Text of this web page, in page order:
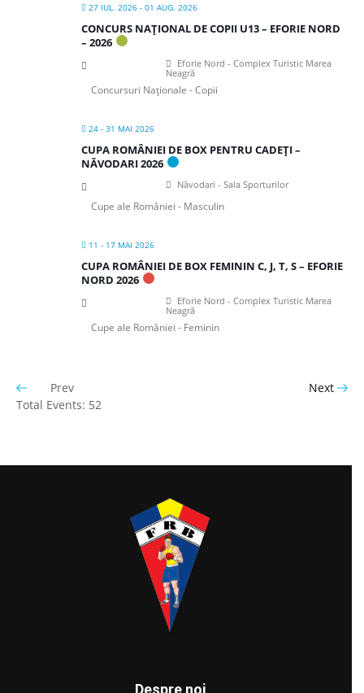
27 IUL. 2026 - 01 AUG. 2026
CONCURS NAȚIONAL DE COPII U13 – EFORIE NORD
– 2026
Eforie Nord - Complex Turistic Marea
Neagră
Concursuri Naționale - Copii
24 - 31 MAI 2026
CUPA ROMÂNIEI DE BOX PENTRU CADEȚI –
NĂVODARI 2026
Năvodari - Sala Sporturilor
Cupe ale României - Masculin
11 - 17 MAI 2026
CUPA ROMÂNIEI DE BOX FEMININ C, J, T, S – EFORIE
NORD 2026
Eforie Nord - Complex Turistic Marea
Neagră
Cupe ale României - Feminin
Prev
Next
Total Events: 52
Despre noi